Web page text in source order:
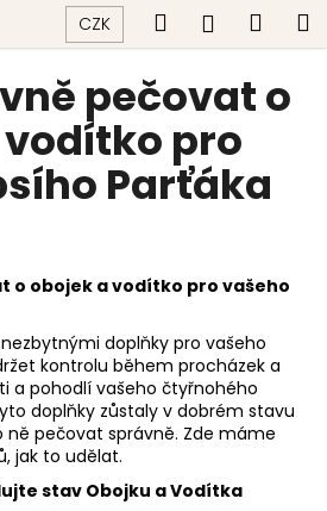
CZK Hledat
pečovat o
pro
Parťáka
o obojek a vodítko pro vašeho
doplňky pro vašeho
kontrolu během procházek a
a pohodlí vašeho čtyřnohého
doplňky zůstaly v dobrém stavu
ně pečovat správně. Zde máme
jak to udělat.
stav Obojku a Vodítka